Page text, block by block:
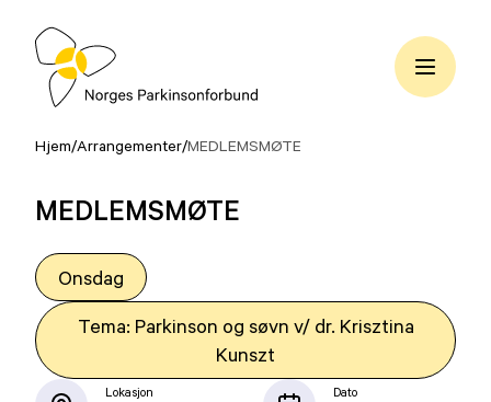
Hopp
innholdNorges
Hjem/Arrangementer/MEDLEMSMØTE
MEDLEMSMØTE
Onsdag
Tema: Parkinson og søvn v/ dr. Krisztina
Kunszt
Lokasjon Dato